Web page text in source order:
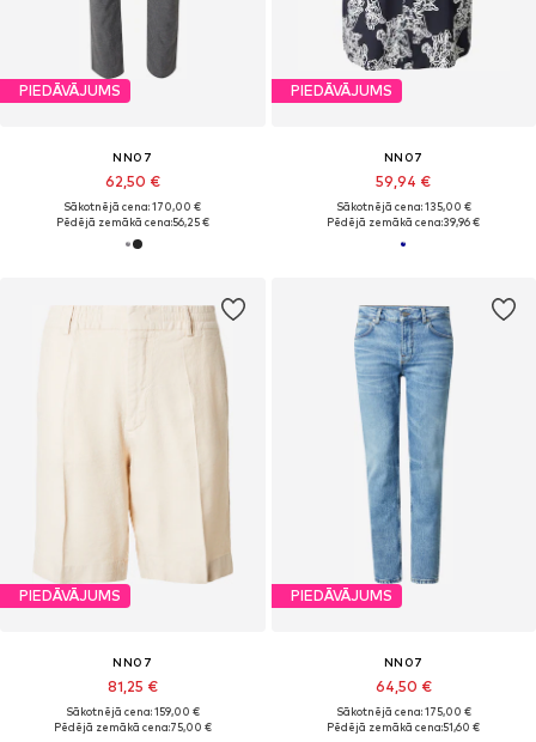
PIEDĀVĀJUMS
NN07
62,50 €
Sākotnējā cena: 170,00 €
Pēdējā zemākā cena:56,25 €
PIEDĀVĀJUMS
NN07
59,94 €
Sākotnējā cena: 135,00 €
Pēdējā zemākā cena:39,96 €
PIEDĀVĀJUMS
NN07
81,25 €
Sākotnējā cena: 159,00 €
Pēdējā zemākā cena:75,00 €
PIEDĀVĀJUMS
NN07
64,50 €
Sākotnējā cena: 175,00 €
Pēdējā zemākā cena:51,60 €